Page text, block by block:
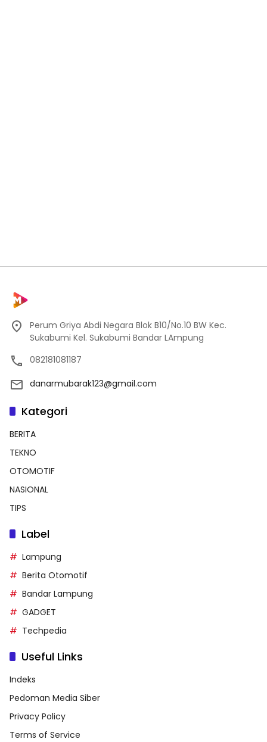
Perum Griya Abdi Negara Blok B10/No.10 BW Kec.
Sukabumi Kel. Sukabumi Bandar LAmpung
082181081187
danarmubarak123@gmail.com
Kategori
BERITA
TEKNO
OTOMOTIF
NASIONAL
TIPS
Label
Lampung
Berita Otomotif
Bandar Lampung
GADGET
Techpedia
Useful Links
Indeks
Pedoman Media Siber
Privacy Policy
Terms of Service